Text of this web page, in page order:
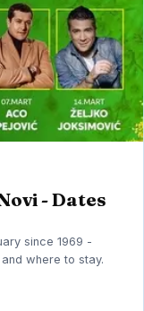
- Dates
since 1969 -
where to stay.